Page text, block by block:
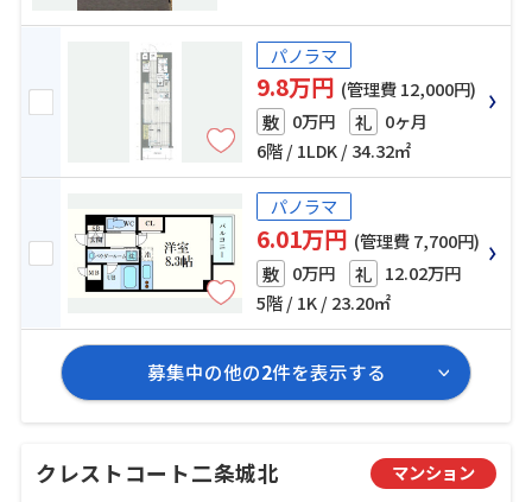
パノラマ
9.8万円 (管理費 12,000円)
敷 0万円 礼 0ヶ月
6階 / 1LDK / 34.32㎡
パノラマ
6.01万円 (管理費 7,700円)
敷 0万円 礼 12.02万円
5階 / 1K / 23.20㎡
募集中の他の2件を表示する
クレストコート二条城北 マンション